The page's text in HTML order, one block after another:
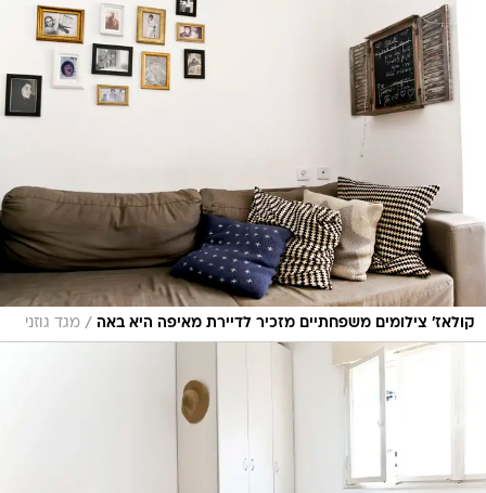
קולאז' צילומים משפחתיים מזכיר לדיירת מאיפה היא באה / מגד גוזני